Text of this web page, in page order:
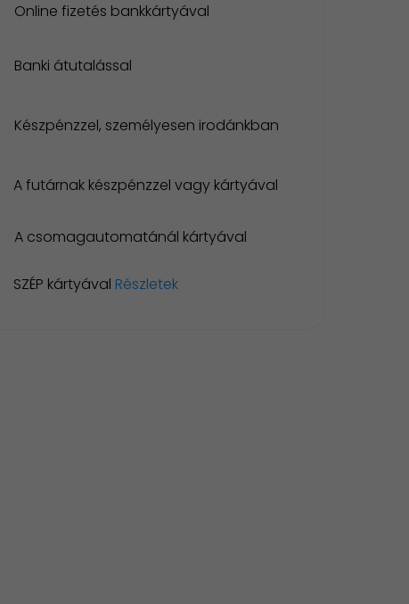
Online fizetés bankkártyával
Banki átutalással
Készpénzzel, személyesen irodánkban
A futárnak készpénzzel vagy kártyával
A csomagautomatánál kártyával
SZÉP kártyával Részletek